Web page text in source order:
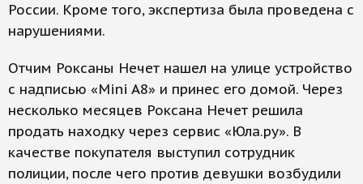
России. Кроме того, экспертиза была проведена с
нарушениями.
Отчим Роксаны Нечет нашел на улице устройство
с надписью «Mini A8» и принес его домой. Через
несколько месяцев Роксана Нечет решила
продать находку через сервис «Юла.ру». В
качестве покупателя выступил сотрудник
полиции, после чего против девушки возбудили